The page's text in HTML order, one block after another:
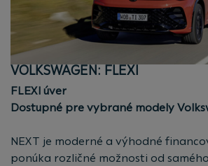
máte zahrnuté v splátke.
Jednoduchosť
Všetko zariadite priamo u
Vyberte si najvhodnejšiu ponuku
VOLKSWAGEN: FLEXI
FLEXI úver
Dostupné pre vybrané modely
NEXT je moderné a výhodné
ponúka rozličné možnosti od